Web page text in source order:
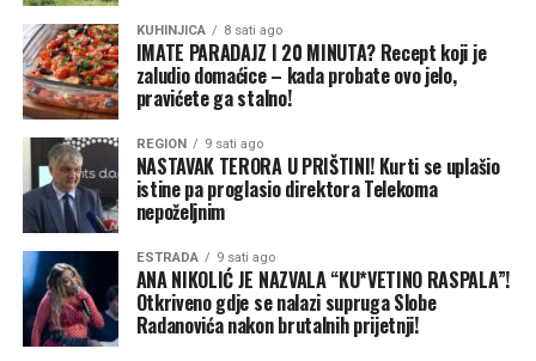
KUHINJICA 8 sati ago
IMATE PARADAJZ I 20 MINUTA? Recept koji je
zaludio domaćice – kada probate ovo jelo,
pravićete ga stalno!
REGION 9 sati ago
NASTAVAK TERORA U PRIŠTINI! Kurti se uplašio
istine pa proglasio direktora Telekoma
nepoželjnim
ESTRADA 9 sati ago
ANA NIKOLIĆ JE NAZVALA “KU*VETINO RASPALA”!
Otkriveno gdje se nalazi supruga Slobe
Radanovića nakon brutalnih prijetnji!